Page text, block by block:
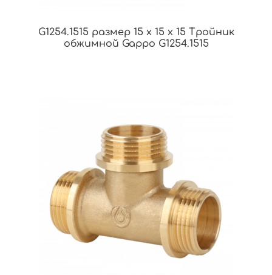
G1254.1515 размер 15 х 15 х 15 Тройник
обжимной Gappo G1254.1515